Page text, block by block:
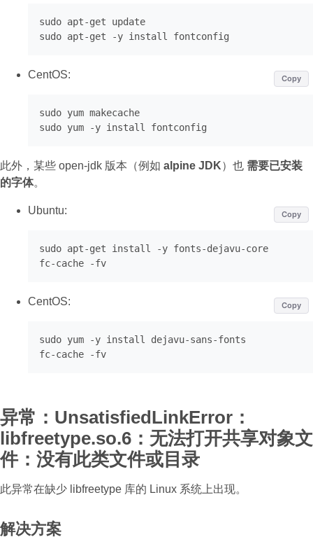
sudo apt-get update
sudo apt-get -
CentOS: Copy
sudo yum makecache
此外，某些 open-jdk 版本（例如 alpine JDK）也 需要已安装
的字体。
Ubuntu: Copy
sudo apt-get install -y fonts-dejavu-core
fc-cache -
CentOS: Copy
sudo yum -y install dejavu-sans-fonts
异常：UnsatisfiedLinkError：
libfreetype.so.6：无法打开共享对象文
件：没有此类文件或目录
此异常在缺少 libfreetype 库的 Linux 系统上出现。
解决方案